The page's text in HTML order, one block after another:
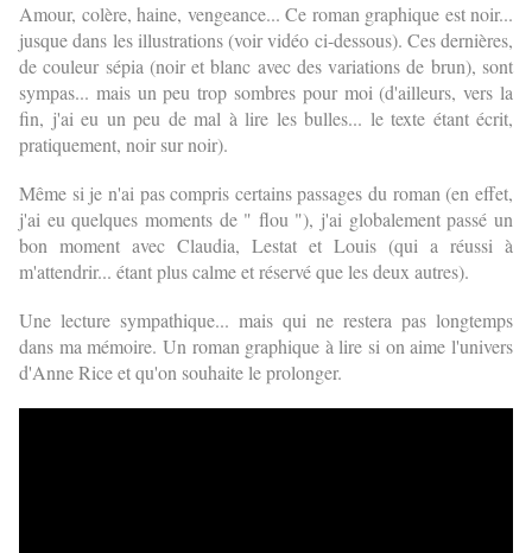
Amour, colère, haine, vengeance... Ce roman graphique est noir...
jusque dans les illustrations (voir vidéo ci-dessous). Ces dernières,
de couleur sépia (noir et blanc avec des variations de brun), sont
sympas... mais un peu trop sombres pour moi (d'ailleurs, vers la
fin, j'ai eu un peu de mal à lire les bulles... le texte étant écrit,
pratiquement, noir sur noir).
Même si je n'ai pas compris certains passages du roman (en effet,
j'ai eu quelques moments de " flou "), j'ai globalement passé un
bon moment avec Claudia, Lestat et Louis (qui a réussi à
m'attendrir... étant plus calme et réservé que les deux autres).
Une lecture sympathique... mais qui ne restera pas longtemps
dans ma mémoire. Un roman graphique à lire si on aime l'univers
d'Anne Rice et qu'on souhaite le prolonger.